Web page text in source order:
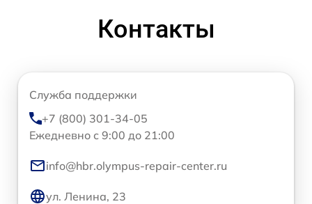
Контакты
Служба поддержки
+7 (800) 301-34-05
Ежедневно с 9:00 до 21:00
info@hbr.olympus-repair-center.ru
ул. Ленина, 23